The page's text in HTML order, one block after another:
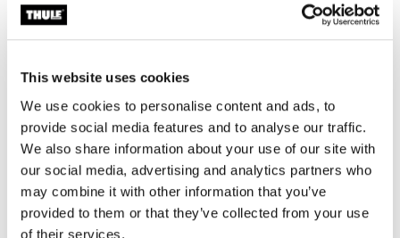
This website uses cookies
We use cookies to personalise content and ads, to
provide social media features and to analyse our traffic.
We also share information about your use of our site with
our social media, advertising and analytics partners who
may combine it with other information that you’ve
provided to them or that they’ve collected from your use
of their services.
altos estándares y atención al detalle. Este enfoque
local no solo ofrece una calidad excepcional, sino que
sostenibilidad y la innovación.